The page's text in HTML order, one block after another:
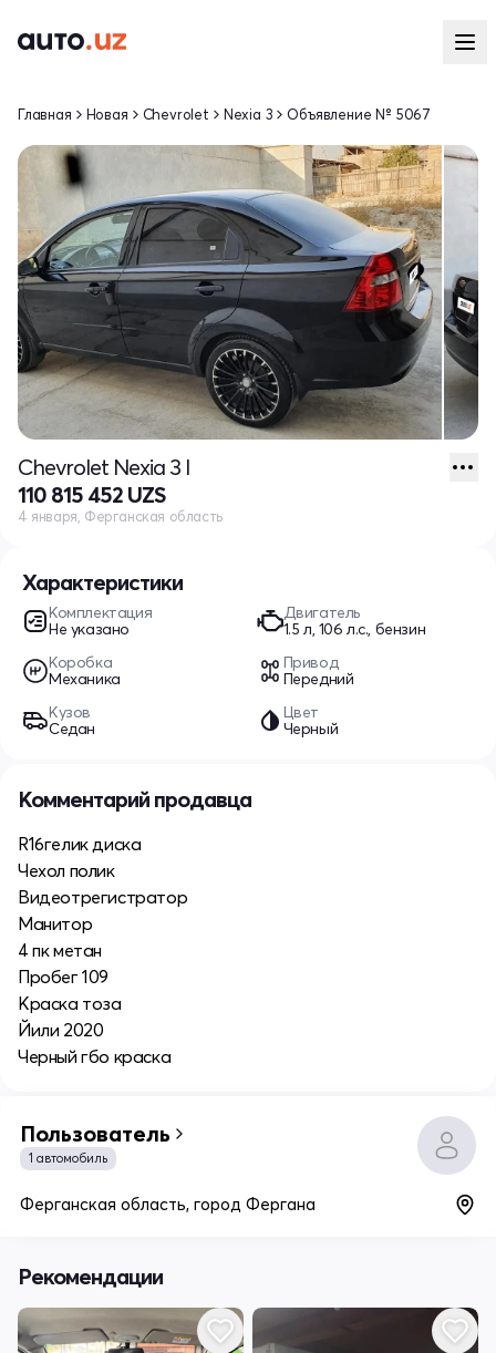
Характеристики
Комплектация
Не указано
Двигатель
1.5 л, 106 л.с., бензин
Коробка
Механика
Привод
Передний
Кузов
Седан
Цвет
Черный
Главная Новая Chevrolet Nexia 3 Объявление № 5067
Chevrolet Nexia 3 I
110 815 452 UZS
4 января, Ферганская область
Комментарий продавца
R16гелик диска
Чехол полик
Видеотрегистратор
Манитор
4 пк метан
Пробег 109
Краска тоза
Йили 2020
Черный гбо краска
Пользователь
1 автомобиль
Ферганская область, город Фергана
Рекомендации